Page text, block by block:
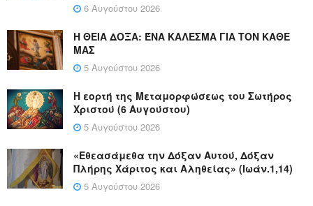
6 Αυγούστου 2026
Η ΘΕΙΑ ΔΟΞΑ: ΈΝΑ ΚΑΛΕΣΜΑ ΓΙΑ ΤΟΝ ΚΑΘΕ
ΜΑΣ
5 Αυγούστου 2026
Η εορτή της Μεταμορφώσεως του Σωτήρος
Χριστού (6 Αυγούστου)
5 Αυγούστου 2026
«Εθεασάμεθα την Δόξαν Αυτού, Δόξαν
Πλήρης Χάριτος και Αληθείας» (Ιωάν.1,14)
5 Αυγούστου 2026